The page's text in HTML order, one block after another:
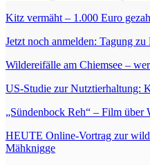
Kitz vermäht – 1.000 Euro
Jetzt noch anmelden: Tagung
Wildereifälle am Chiemsee –
US-Studie zur Nutztierhaltung:
„Sündenbock Reh“ – Film
HEUTE Online-Vortrag zur
Mähknigge